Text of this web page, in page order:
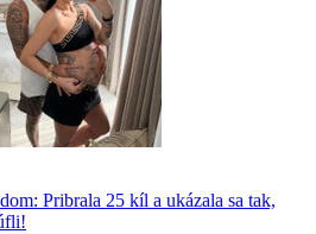
Pribrala 25 kíl a ukázala sa tak,